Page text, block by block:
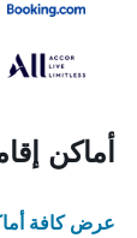
أماكن
عرض كافة أماكن